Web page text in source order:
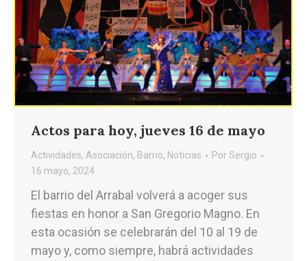
Actos para hoy, jueves 16 de mayo
Actividades, Asociación, Barrio, Noticias PorSergio
16 mayo, 2024
El barrio del Arrabal volverá a acoger sus
fiestas en honor a San Gregorio Magno. En
esta ocasión se celebrarán del 10 al 19 de
mayo y, como siempre, habrá actividades